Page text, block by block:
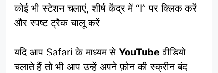
कोई भी स्टेशन चलाएं, शीर्ष केंद्र में “I” पर क्लिक करें
और स्पष्ट ट्रैक चालू करें
यदि आप Safari के माध्यम से YouTube वीडियो
चलाते हैं तो भी आप उन्हें अपने फ़ोन की स्क्रीन बंद